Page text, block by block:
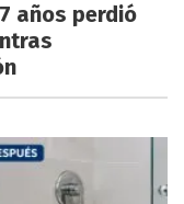
años perdió